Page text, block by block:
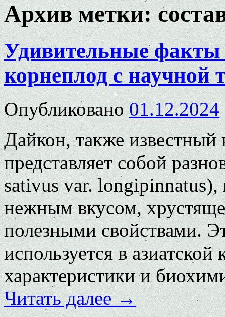
Архив метки:
Удивительные факты
корнеплод с научной
Опубликовано 01.12.2024
Дайкон, также известный
представляет собой
sativus var. longipinnatus),
нежным вкусом,
полезными свойствами.
используется в
характеристики и
Читать далее→